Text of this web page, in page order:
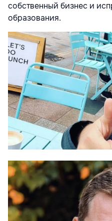
собственный бизнес и
образования.